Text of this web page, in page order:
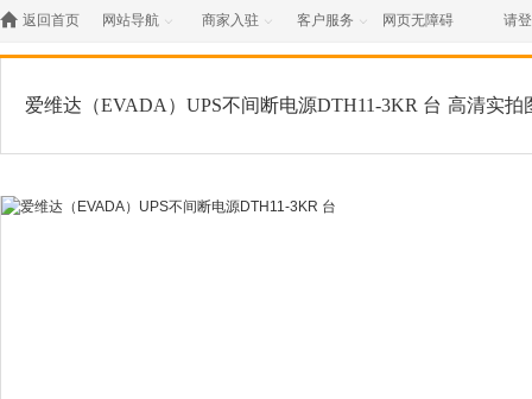
 返回首页 网站导航  商家入驻  客户服务  网页无障碍 请
爱维达（EVADA）UPS不间断电源DTH11-3KR 台 高清实拍